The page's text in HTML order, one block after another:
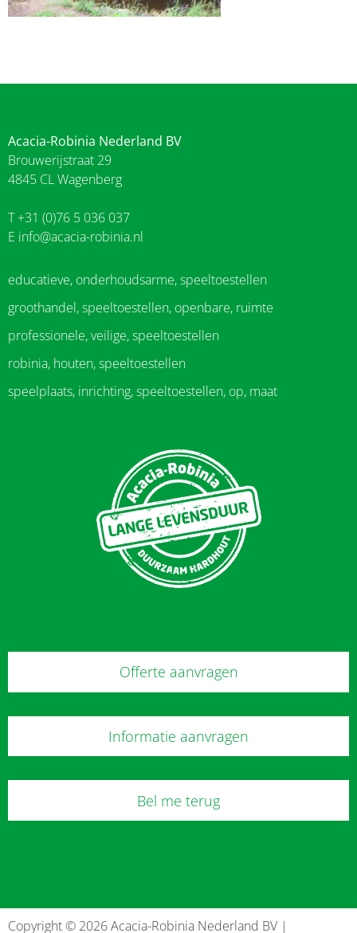
Acacia-Robinia Nederland BV
Brouwerijstraat 29
4845 CL Wagenberg
T +31 (0)76 5 036 037
E info@acacia-robinia.nl
educatieve, onderhoudsarme, speeltoestellen
groothandel, speeltoestellen, openbare, ruimte
professionele, veilige, speeltoestellen
robinia, houten, speeltoestellen
speelplaats, inrichting, speeltoestellen, op, maat
Offerte aanvragen
Informatie aanvragen
Bel me terug
Copyright © 2026 Acacia-Robinia Nederland BV |